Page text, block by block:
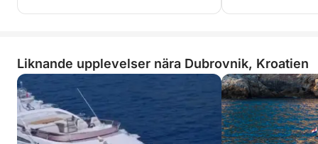
Liknande upplevelser nära Dubrovnik, Kroatien